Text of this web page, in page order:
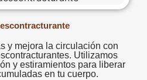
y mejora la circulación con
Utilizamos
y estiramientos para liberar
en tu cuerpo.